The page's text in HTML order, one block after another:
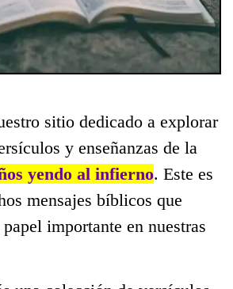
sitio dedicado a explorar
y enseñanzas de la
yendo al infierno. Este es
mensajes bíblicos que
importante en nuestras